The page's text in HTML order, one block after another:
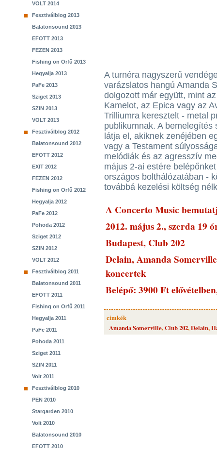
VOLT 2014
Fesztiválblog 2013
Balatonsound 2013
EFOTT 2013
FEZEN 2013
Fishing on Orfű 2013
Hegyalja 2013
PaFe 2013
Sziget 2013
SZIN 2013
VOLT 2013
Fesztiválblog 2012
Balatonsound 2012
EFOTT 2012
EXIT 2012
FEZEN 2012
Fishing on Orfű 2012
Hegyalja 2012
PaFe 2012
Pohoda 2012
Sziget 2012
SZIN 2012
VOLT 2012
Fesztiválblog 2011
Balatonsound 2011
EFOTT 2011
Fishing on Orfű 2011
Hegyalja 2011
PaFe 2011
Pohoda 2011
Sziget 2011
SZIN 2011
Volt 2011
Fesztiválblog 2010
PEN 2010
Stargarden 2010
Volt 2010
Balatonsound 2010
EFOTT 2010
A turnéra nagyszerű
varázslatos hangú Amanda
dolgozott már együtt, mint
Kamelot, az Epica vagy az
Trilliumra keresztelt - metal
publikumnak. A
látja el, akiknek zenéjében
vagy a Testament
melódiák és az agresszív
május 2-ai estére
országos bolthálózatában -
továbbá kezelési költség
A Concerto Music
2012. május 2., szerda 19
Budapest, Club 202
Delain, Amanda
koncertek
Belépő: 3900 Ft
cimkék
Amanda Somerville,Club 202,Delain,